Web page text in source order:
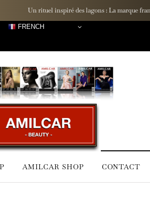
lagons : La marque française Hinaiti dévoile sa
FRENCH
AMILCAR SHOP CONTACT